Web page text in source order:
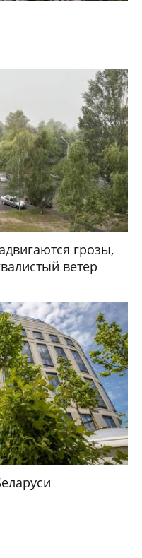
грозы,
ветер